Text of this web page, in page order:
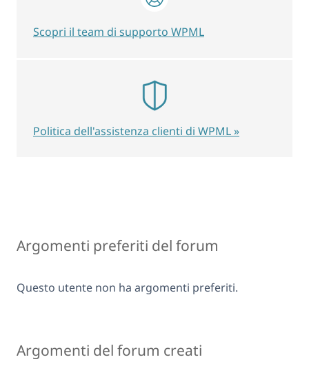
Argomenti preferiti del forum
Questo utente non ha argomenti preferiti.
Argomenti del forum creati
Scopri il team di supporto WPML
Politica dell'assistenza clienti di WPML »